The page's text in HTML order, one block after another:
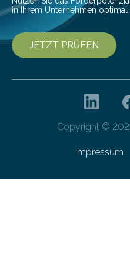
in Ihrem Unternehmen optimal
JETZT PRÜFEN
Copyright ©
Impressum